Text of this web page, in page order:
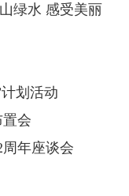
绿水 感受美丽
划活动
会
年座谈会